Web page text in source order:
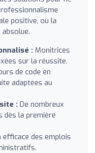
positive, où la
: Monitrices
sur la réussite.
de code en
adaptées au
:De nombreux
dès la première
efficace des emplois